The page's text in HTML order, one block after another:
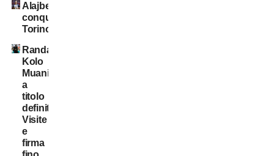
Alajbegovic
conquista
Torino
Randal
Kolo
Muani:
a
titolo
definitivo!
Visite
e
firma